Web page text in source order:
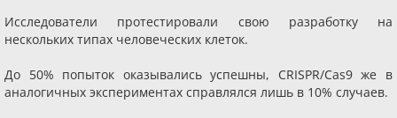
Исследователи протестировали свою разработку на
нескольких типах человеческих клеток.
До 50% попыток оказывались успешны, CRISPR/Cas9 же в
аналогичных экспериментах справлялся лишь в 10% случаев.